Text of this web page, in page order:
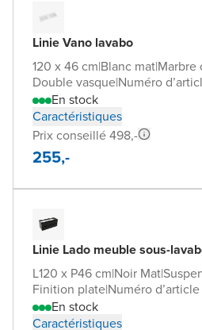
Linie Vano lavabo
120 x 46 cm|Blanc mat|Marbre
Double vasque|Numéro
En stock
Caractéristiques
Prix conseillé 498,-
255,-
Linie Lado meuble sous-
L120 x P46 cm|Noir Mat|
Finition plate|Numéro
En stock
Caractéristiques